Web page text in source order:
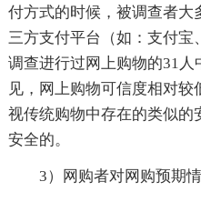
付方式的时候，被调查者
三方支付平台（如：支付宝
调查进行过网上购物的31
见，网上购物可信度相对
视传统购物中存在的类似的
安全的。
3）网购者对网购预期